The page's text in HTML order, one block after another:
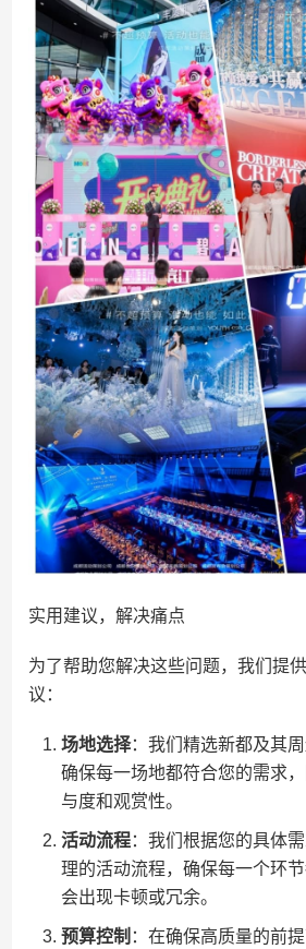
实用建议，解决痛点
为了帮助您解决这些问题，我们提
议：
场地选择：我们精选新都及其周
确保每一场地都符合您的需求
与度和观赏性。
活动流程：我们根据您的具体
理的活动流程，确保每一个环
会出现卡顿或冗余。
预算控制 ：在确保高质量的前